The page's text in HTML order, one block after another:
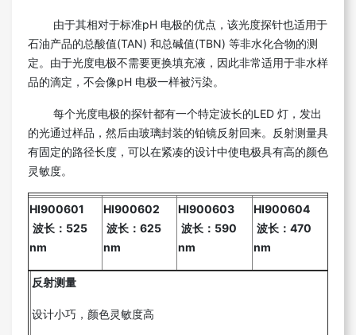
由于其相对于标准pH 电极的优点，该光度探针也适用于
石油产品的总酸值(TAN) 和总碱值(TBN) 等非水化合物的测
定。由于光度电极不需要更换填充液，因此非常适用于非水样
品的滴定，不会像pH 电极一样被污染。
每个光度电极的探针都有一个特定波长的LED 灯，发出
的光通过样品，然后由玻璃封装的铂镜反射回来。反射测量具
有固定的路径长度，可以在紧凑的设计中使电极具有高的颜色
灵敏度。
HI900601
波长：525
nm
HI900602
波长：625
nm
HI900603
波长：590
nm
HI900604
波长：470
nm
反射测量
设计小巧，颜色灵敏度高